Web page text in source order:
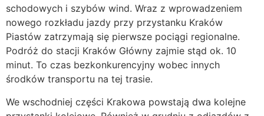
schodowych i szybów wind. Wraz z wprowadzeniem
nowego rozkładu jazdy przy przystanku Kraków
Piastów zatrzymają się pierwsze pociągi regionalne.
Podróż do stacji Kraków Główny zajmie stąd ok. 10
minut. To czas bezkonkurencyjny wobec innych
środków transportu na tej trasie.
We wschodniej części Krakowa powstają dwa kolejne